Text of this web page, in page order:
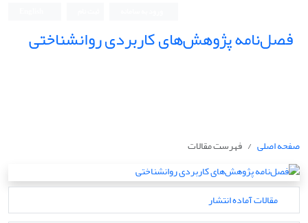
فصل‌نامه پژوهش‌های کاربردی روانشناختی
صفحه اصلی فهرست مقالات
مقالات آماده انتشار